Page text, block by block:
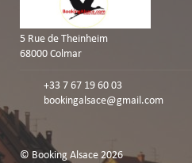
5 Rue de Theinheim
68000 Colmar
+33 7 67 19 60 03
bookingalsace@gmail.com
© Booking Alsace 2026